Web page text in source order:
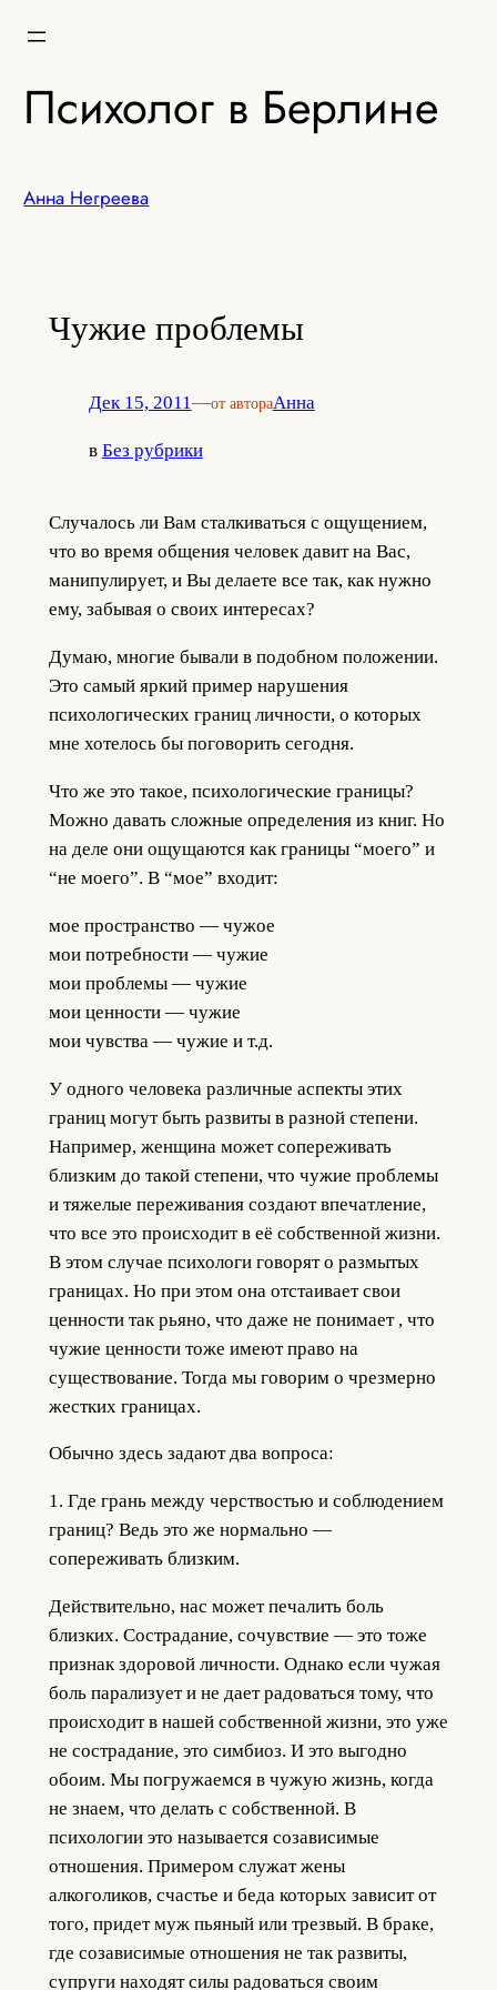
Психолог в Берлине
Анна Негреева
Чужие проблемы
Дек 15, 2011—от автораАнна
в Без рубрики
Случалось ли Вам сталкиваться с ощущением,
что во время общения человек давит на Вас,
манипулирует, и Вы делаете все так, как нужно
ему, забывая о своих интересах?
Думаю, многие бывали в подобном положении.
Это самый яркий пример нарушения
психологических границ личности, о которых
мне хотелось бы поговорить сегодня.
Что же это такое, психологические границы?
Можно давать сложные определения из книг. Но
на деле они ощущаются как границы “моего” и
“не моего”. В “мое” входит:
мое пространство — чужое
мои потребности — чужие
мои проблемы — чужие
мои ценности — чужие
мои чувства — чужие и т.д.
У одного человека различные аспекты этих
границ могут быть развиты в разной степени.
Например, женщина может сопереживать
близким до такой степени, что чужие проблемы
и тяжелые переживания создают впечатление,
что все это происходит в её собственной жизни.
В этом случае психологи говорят о размытых
границах. Но при этом она отстаивает свои
ценности так рьяно, что даже не понимает , что
чужие ценности тоже имеют право на
существование. Тогда мы говорим о чрезмерно
жестких границах.
Обычно здесь задают два вопроса:
1. Где грань между черствостью и соблюдением
границ? Ведь это же нормально —
сопереживать близким.
Действительно, нас может печалить боль
близких. Сострадание, сочувствие — это тоже
признак здоровой личности. Однако если чужая
боль парализует и не дает радоваться тому, что
происходит в нашей собственной жизни, это уже
не сострадание, это симбиоз. И это выгодно
обоим. Мы погружаемся в чужую жизнь, когда
не знаем, что делать с собственной. В
психологии это называется созависимые
отношения. Примером служат жены
алкоголиков, счастье и беда которых зависит от
того, придет муж пьяный или трезвый. В браке,
где созависимые отношения не так развиты,
супруги находят силы радоваться своим